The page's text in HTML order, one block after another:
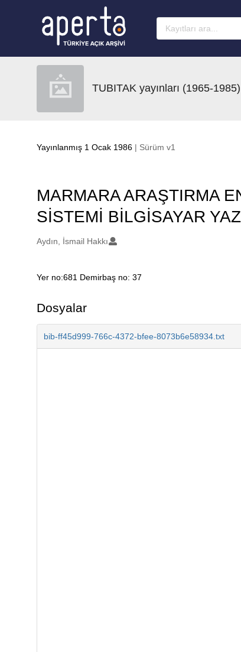
TUBITAK yayınları (1965-1985)
Yayınlanmış 1 Ocak 1986 | Sürüm v1
MARMARA ARAŞTIRMA
SİSTEMİ BİLGİSAYAR
Oluşturanlar
Aydın, İsmail Hakkı
Açıklama
Yer no:681 Demirbaş no: 37
Dosyalar
bib-ff45d999-766c-4372-bfee-8073b6e58934.txt